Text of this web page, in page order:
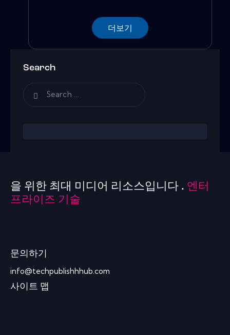
더보기
Search
을 위한 최대 미디어 리소스입니다 . 엔터
프라이즈 기술
문의하기
info@techpublishhhub.com
사이트 맵